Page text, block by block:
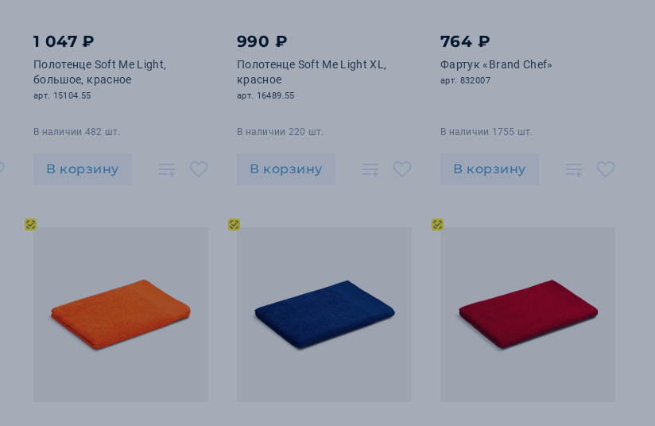
1 047 ₽
Полотенце Soft Me Light,
большое, красное
арт. 15104.55
В наличии 482 шт.
В корзину
990 ₽
Полотенце Soft Me Light XL,
красное
арт. 16489.55
В наличии 220 шт.
В корзину
764 ₽
Фартук «Brand Chef»
арт. 832007
В наличии 1755 шт.
В корзину